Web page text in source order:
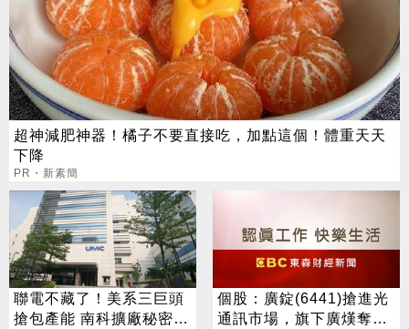
超神減肥神器！橘子不要直接吃，加點這個！體重天天
下降
PR・新素簡
聯電不藏了！美系三巨頭
搶包產能 南科擴廠秘密曝
個股：廣錠(6441)搶進光
通訊市場，旗下廣熯奪美